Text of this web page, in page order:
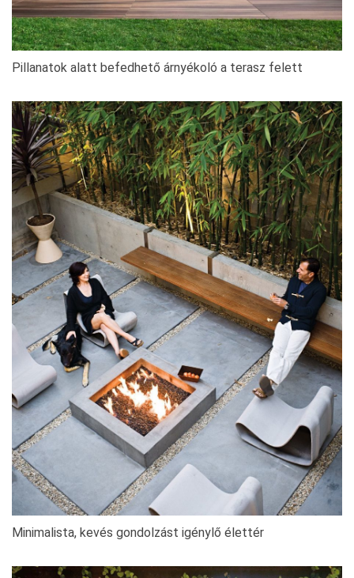
Pillanatok alatt befedhető árnyékoló a terasz felett
Minimalista, kevés gondolzást igénylő élettér